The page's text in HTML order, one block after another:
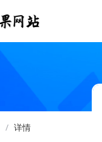
/ 详情